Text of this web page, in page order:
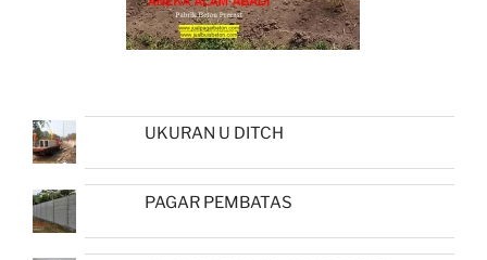
UKURAN U DITCH
PAGAR PEMBATAS